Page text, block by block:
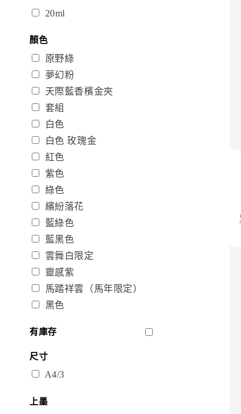
20ml
顏色
原野綠
夢幻粉
天際藍香檳金夾
套組
白色
白色 玫瑰金
紅色
紫色
綠色
繽紛落花
藍綠色
藍黑色
雲舞白限定
靈感紫
馬踏祥雲（馬年限定）
黑色
有庫存
尺寸
A4/3
上墨